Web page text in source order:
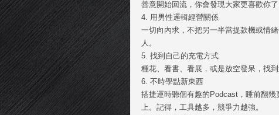
善意開始回流，你會發現大家更喜歡你了
4. 用男性邏輯經營關係
一切向內求，不把另一半當提款機或情
人。
5. 找到自己的充電方式
種花、看書、看展，或是放空發呆，找
6. 不時學點新東西
搭捷運時聽個有趣的Podcast，睡前翻
上。記得，工具越多，競爭力越強。